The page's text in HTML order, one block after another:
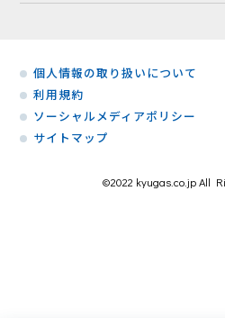
個人情報の取り扱いについて
利用規約
ソーシャルメディアポリシー
サイトマップ
©2022 kyugas.co.jp All